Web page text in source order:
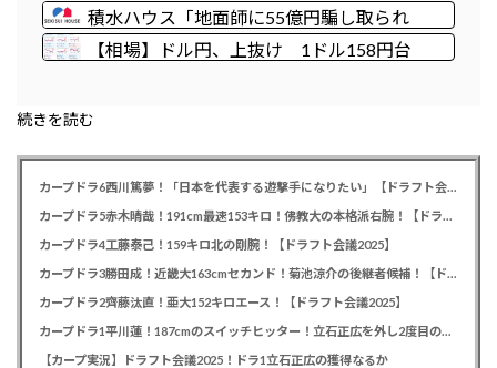
なるから」
ちの党」 略称は「いのち」
積水ハウス「地面師に55億円騙し取られ
た…」ワイ「はえーかわいそう…会社滅茶苦
【相場】ドル円、上抜け 1ドル158円台
続きを読む
カープドラ6西川篤夢！「日本を代表する遊撃手になりたい」【ドラフト会議2025】
カープドラ5赤木晴哉！191cm最速153キロ！佛教大の本格派右腕！【ドラフト会議2025】
カープドラ4工藤泰己！159キロ北の剛腕！【ドラフト会議2025】
カープドラ3勝田成！近畿大163cmセカンド！菊池涼介の後継者候補！【ドラフト会議2025】
カープドラ2齊藤汰直！亜大152キロエース！【ドラフト会議2025】
カープドラ1平川蓮！187cmのスイッチヒッター！立石正広を外し2度目の重複も新井監督がクジを引き当てる！【ドラフト会議2025】
【カープ実況】ドラフト会議2025！ドラ1立石正広の獲得なるか